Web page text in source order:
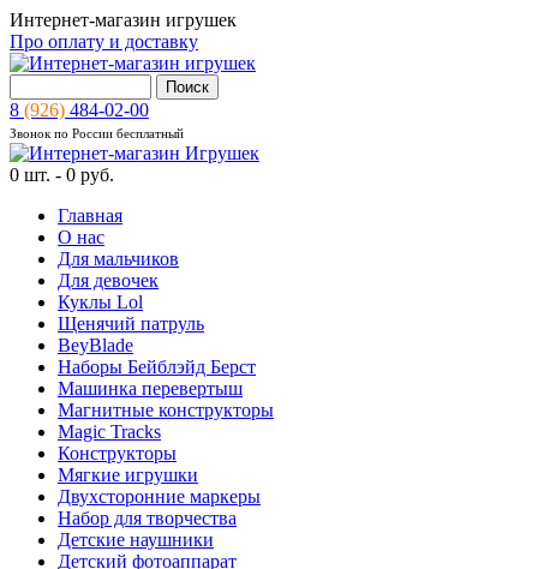
Интернет-магазин игрушек
Про оплату и доставку
8 (926) 484-02-00
Звонок по России бесплатный
0 шт. - 0 руб.
Главная
О нас
Для мальчиков
Для девочек
Куклы Lol
Щенячий патруль
BeyBlade
Наборы Бейблэйд Берст
Машинка перевертыш
Магнитные конструкторы
Magic Tracks
Конструкторы
Мягкие игрушки
Двухсторонние маркеры
Набор для творчества
Детские наушники
Детский фотоаппарат